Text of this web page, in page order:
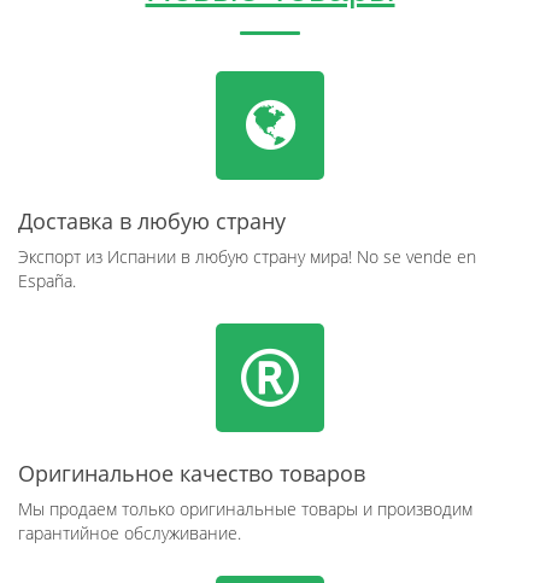
Доставка в любую страну
Экспорт из Испании в любую страну мира! No se vende en
España.
Оригинальное качество товаров
Мы продаем только оригинальные товары и производим
гарантийное обслуживание.